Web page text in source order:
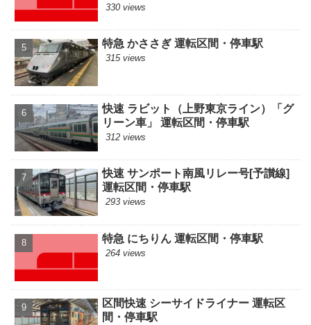
330 views
特急 かささぎ 運転区間・停車駅
315 views
快速 ラビット（上野東京ライン）「グ
リーン車」 運転区間・停車駅
312 views
快速 サンポート南風リレー号[予讃線]
運転区間・停車駅
293 views
特急 にちりん 運転区間・停車駅
264 views
区間快速 シーサイドライナー 運転区
間・停車駅